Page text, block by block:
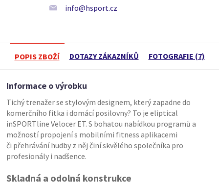
info@hsport.cz
POPIS ZBOŽÍ DOTAZY ZÁKAZNÍKŮ FOTOGRAFIE (7)
Informace o výrobku
Tichý trenažer se stylovým designem, který zapadne do
komerčního fitka i domácí posilovny? To je eliptical
inSPORTline Velocer ET. S bohatou nabídkou programů a
možností propojení s mobilními fitness aplikacemi
či přehrávání hudby z něj činí skvělého společníka pro
profesionály i nadšence.
Skladná a odolná konstrukce